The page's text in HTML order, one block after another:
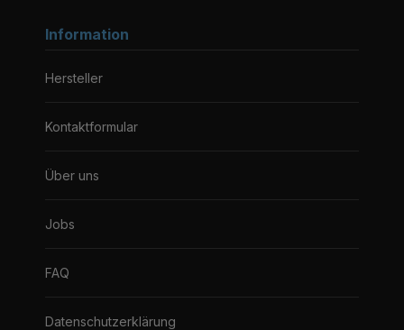
Information
Hersteller
Kontaktformular
Über uns
Jobs
FAQ
Datenschutzerklärung